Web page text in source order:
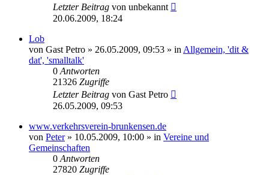
Letzter Beitrag von unbekannt
20.06.2009, 18:24
Lob
von Gast Petro » 26.05.2009, 09:53 » in Allgemein, 'dit &
dat', 'smalltalk'
0 Antworten
21326 Zugriffe
Letzter Beitrag von Gast Petro
26.05.2009, 09:53
www.verkehrsverein-brunkensen.de
von Peter» 10.05.2009, 10:00 » in Vereine und
Gemeinschaften
0 Antworten
27820 Zugriffe